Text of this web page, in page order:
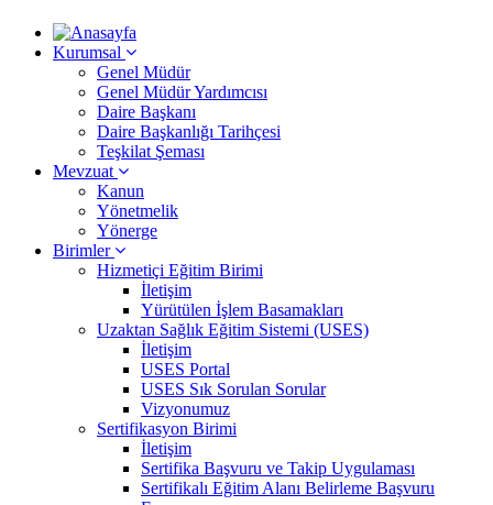
Kurumsal
Genel Müdür
Genel Müdür Yardımcısı
Daire Başkanı
Daire Başkanlığı Tarihçesi
Teşkilat Şeması
Mevzuat
Kanun
Yönetmelik
Yönerge
Birimler
Hizmetiçi Eğitim Birimi
İletişim
Yürütülen İşlem Basamakları
Uzaktan Sağlık Eğitim Sistemi (USES)
İletişim
USES Portal
USES Sık Sorulan Sorular
Vizyonumuz
Sertifikasyon Birimi
İletişim
Sertifika Başvuru ve Takip Uygulaması
Sertifikalı Eğitim Alanı Belirleme Başvuru